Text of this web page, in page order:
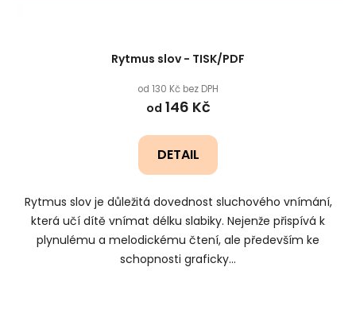
Rytmus slov - TISK/PDF
od 130 Kč bez DPH
od 146 Kč
DETAIL
Rytmus slov je důležitá dovednost sluchového vnímání,
která učí dítě vnímat délku slabiky. Nejenže přispívá k
plynulému a melodickému čtení, ale především ke
schopnosti graficky...